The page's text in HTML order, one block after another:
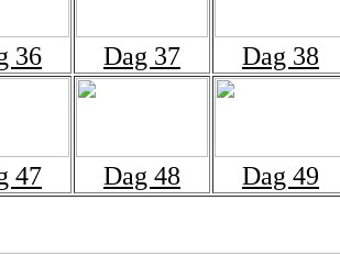
36 Dag 37 Dag 38
47 Dag 48 Dag 49